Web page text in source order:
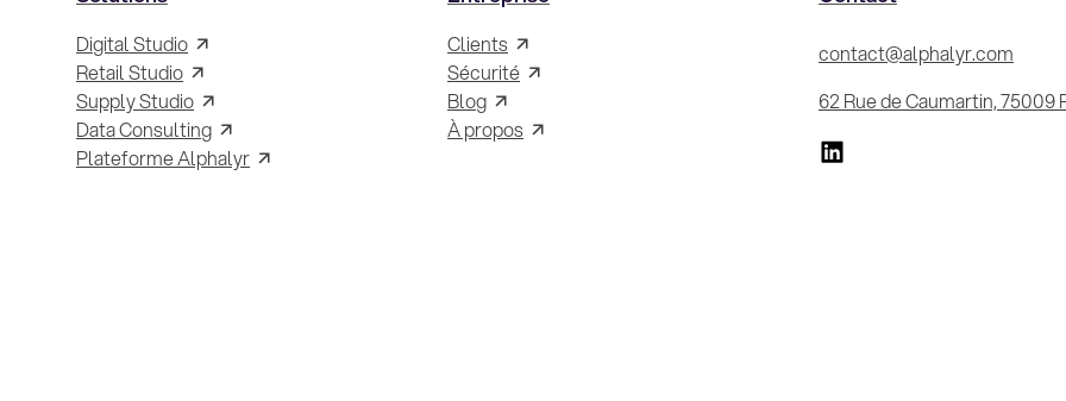
Digital Studio
Retail Studio
Supply Studio
Data Consulting
Plateforme Alphalyr
Clients
Sécurité
Blog
À propos
contact@alphalyr.com
62 Rue de Caumartin, 75009